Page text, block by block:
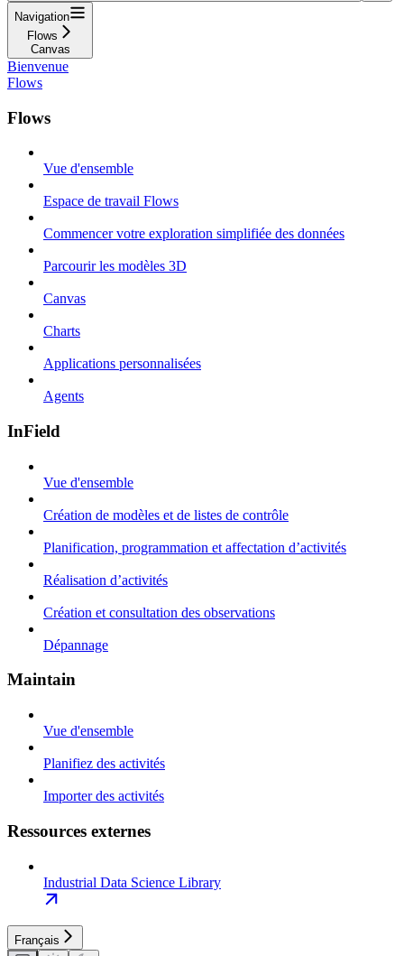
Navigation
Flows
Canvas
Bienvenue
Flows
Flows
Vue d'ensemble
Espace de travail Flows
Commencer votre exploration simplifiée des données
Parcourir les modèles 3D
Canvas
Charts
Applications personnalisées
Agents
InField
Vue d'ensemble
Création de modèles et de listes de contrôle
Planification, programmation et affectation d’activités
Réalisation d’activités
Création et consultation des observations
Dépannage
Maintain
Vue d'ensemble
Planifiez des activités
Importer des activités
Ressources externes
Industrial Data Science Library
Français